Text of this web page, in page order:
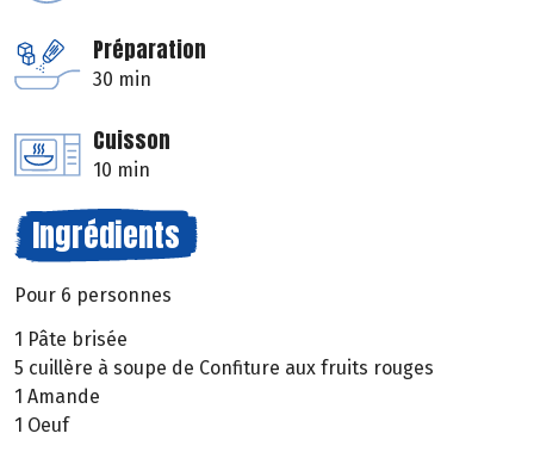
Préparation
30 min
Cuisson
10 min
Ingrédients
Pour 6 personnes
1 Pâte brisée
5 cuillère à soupe de Confiture aux fruits rouges
1 Amande
1 Oeuf